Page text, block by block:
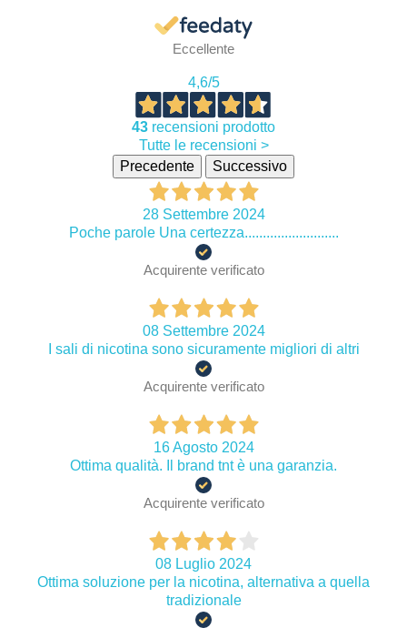
Eccellente
4,6/5
43 recensioni prodotto
Tutte le recensioni >
Precedente
Successivo
28 Settembre 2024
Poche parole Una certezza..........................
Acquirente verificato
08 Settembre 2024
I sali di nicotina sono sicuramente migliori di altri
Acquirente verificato
16 Agosto 2024
Ottima qualità. Il brand tnt è una garanzia.
Acquirente verificato
08 Luglio 2024
Ottima soluzione per la nicotina, alternativa a quella
tradizionale